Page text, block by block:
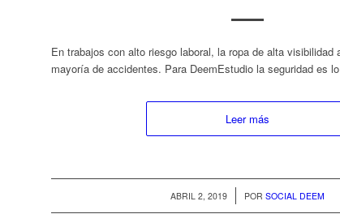
En trabajos con alto riesgo laboral, la ropa de alta visibilidad
mayoría de accidentes. Para DeemEstudio la seguridad es
Leer más
ABRIL 2, 2019
/ POR SOCIAL DEEM